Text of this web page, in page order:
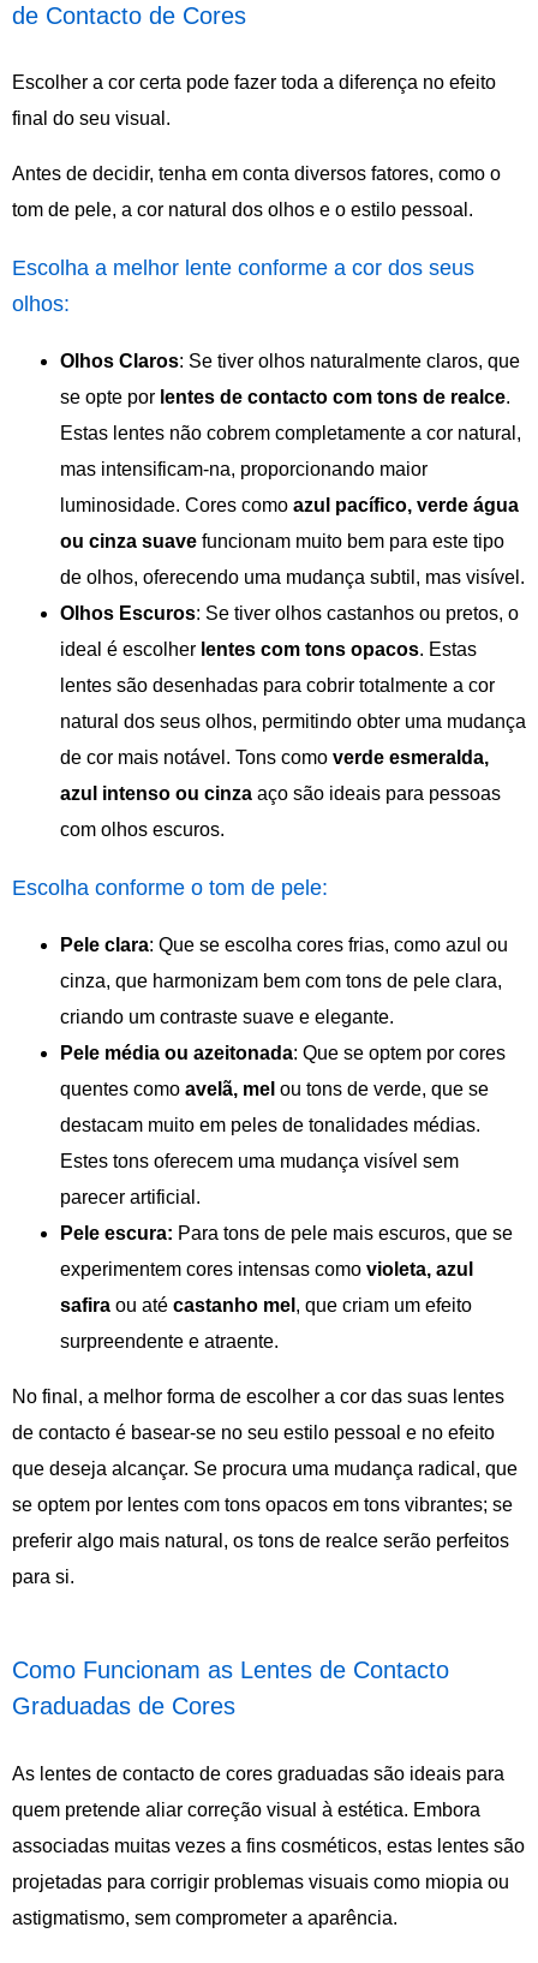
de Contacto de Cores
Escolher a cor certa pode fazer toda a diferença no efeito
final do seu visual.
Antes de decidir, tenha em conta diversos fatores, como o
tom de pele, a cor natural dos olhos e o estilo pessoal.
Escolha a melhor lente conforme a cor dos seus
olhos:
Olhos Claros: Se tiver olhos naturalmente claros, que
se opte por lentes de contacto com tons de realce.
Estas lentes não cobrem completamente a cor natural,
mas intensificam-na, proporcionando maior
luminosidade. Cores como azul pacífico, verde água
ou cinza suave funcionam muito bem para este tipo
de olhos, oferecendo uma mudança subtil, mas visível.
Olhos Escuros: Se tiver olhos castanhos ou pretos, o
ideal é escolher lentes com tons opacos. Estas
lentes são desenhadas para cobrir totalmente a cor
natural dos seus olhos, permitindo obter uma mudança
de cor mais notável. Tons como verde esmeralda,
azul intenso ou cinza aço são ideais para pessoas
com olhos escuros.
Escolha conforme o tom de pele:
Pele clara: Que se escolha cores frias, como azul ou
cinza, que harmonizam bem com tons de pele clara,
criando um contraste suave e elegante.
Pele média ou azeitonada: Que se optem por cores
quentes como avelã, mel ou tons de verde, que se
destacam muito em peles de tonalidades médias.
Estes tons oferecem uma mudança visível sem
parecer artificial.
Pele escura: Para tons de pele mais escuros, que se
experimentem cores intensas como violeta, azul
safira ou até castanho mel , que criam um efeito
surpreendente e atraente.
No final, a melhor forma de escolher a cor das suas lentes
de contacto é basear-se no seu estilo pessoal e no efeito
que deseja alcançar. Se procura uma mudança radical, que
se optem por lentes com tons opacos em tons vibrantes; se
preferir algo mais natural, os tons de realce serão perfeitos
para si.
Como Funcionam as Lentes de Contacto
Graduadas de Cores
As lentes de contacto de cores graduadas são ideais para
quem pretende aliar correção visual à estética. Embora
associadas muitas vezes a fins cosméticos, estas lentes são
projetadas para corrigir problemas visuais como miopia ou
astigmatismo, sem comprometer a aparência.